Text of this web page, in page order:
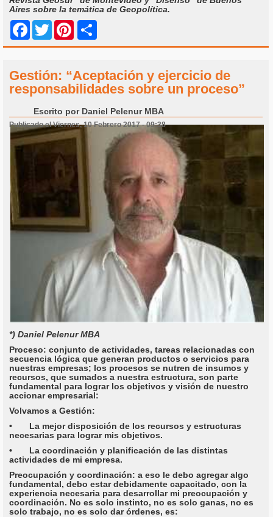
Aires sobre la temática de Geopolítica.
Facebook
Twitter Pinterest
Gestión: “Aceptación y ejercicio de
responsabilidades sobre un proceso”
Escrito por Daniel Pelenur MBA
Publicado el Viernes, 10 Febrero 2017 - 09:38
*) Daniel Pelenur MBA
Proceso: conjunto de actividades, tareas relacionadas con
secuencia lógica que generan productos o servicios para
nuestras empresas; los procesos se nutren de insumos y
recursos, que sumados a nuestra estructura, son parte
fundamental para lograr los objetivos y visión de nuestro
accionar empresarial:
Volvamos a Gestión:
• La mejor disposición de los recursos y estructuras
necesarias para lograr mis objetivos.
• La coordinación y planificación de las distintas
actividades de mi empresa.
Preocupación y coordinación: a eso le debo agregar algo
fundamental, debo estar debidamente capacitado, con la
experiencia necesaria para desarrollar mi preocupación y
coordinación. No es solo instinto, no es solo ganas, no es
solo trabajo, no es solo dar órdenes, es: